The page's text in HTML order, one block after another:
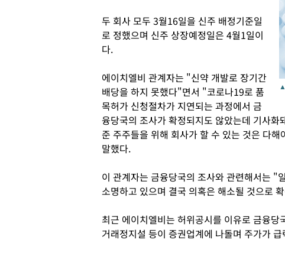
▲
두 회사 모두 3월16일을 신주 배정기준일
로 정했으며 신주 상장예정일은 4월1일이
다.
에이치엘비 관계자는 "신약 개발로 장기간
배당을 하지 못했다"면서 "코로나19로 품
목허가 신청절차가 지연되는 과정에서 금
융당국의 조사가 확정되지도 않았는데 기사
준 주주들을 위해 회사가 할 수 있는 것은 다
말했다.
이 관계자는 금융당국의 조사와 관련해서는 "
소명하고 있으며 결국 의혹은 해소될 것으로
최근 에이치엘비는 허위공시를 이유로 금융
거래정지설 등이 증권업계에 나돌며 주가가